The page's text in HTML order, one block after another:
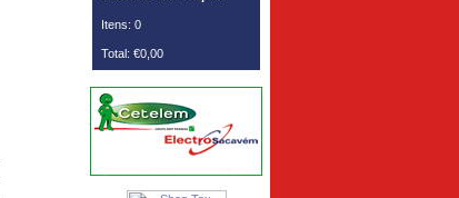
Itens: 0
Total: €0,00